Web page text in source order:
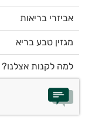
אביזרי בריאות
מגזין טבע בריא
למה לקנות אצלנו?